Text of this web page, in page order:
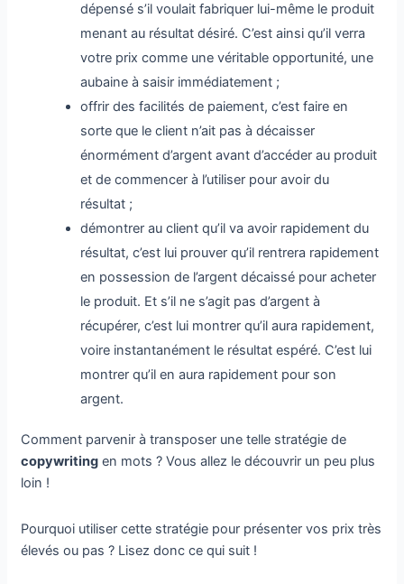
dépensé s’il voulait fabriquer lui-même le produit
menant au résultat désiré. C’est ainsi qu’il verra
votre prix comme une véritable opportunité, une
aubaine à saisir immédiatement ;
offrir des facilités de paiement, c’est faire en
sorte que le client n’ait pas à décaisser
énormément d’argent avant d’accéder au produit
et de commencer à l’utiliser pour avoir du
résultat ;
démontrer au client qu’il va avoir rapidement du
résultat, c’est lui prouver qu’il rentrera rapidement
en possession de l’argent décaissé pour acheter
le produit. Et s’il ne s’agit pas d’argent à
récupérer, c’est lui montrer qu’il aura rapidement,
voire instantanément le résultat espéré. C’est lui
montrer qu’il en aura rapidement pour son
argent.
Comment parvenir à transposer une telle stratégie de
copywriting en mots ? Vous allez le découvrir un peu plus
loin !
Pourquoi utiliser cette stratégie pour présenter vos prix très
élevés ou pas ? Lisez donc ce qui suit !